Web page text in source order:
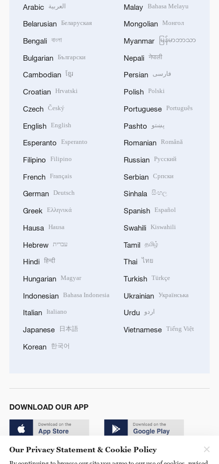
Arabic العربية
Belarusian Беларуская
Bengali বাংলা
Bulgarian Български
Cambodian ខ្មែរ
Croatian Hrvatski
Czech Český
English English
Esperanto Esperanto
Filipino Filipino
French Français
German Deutsch
Greek Ελληνικά
Hausa Hausa
Hebrew עברית
Hindi हिन्दी
Hungarian Magyar
Indonesian Bahasa Indonesia
Italian Italiano
Japanese 日本語
Korean 한국어
Malay Bahasa Melayu
Mongolian Монгол
Myanmar မြန်မာဘာသာ
Nepali नेपाली
Persian فارسی
Polish Polski
Portuguese Português
Pashto پښتو
Romanian Română
Russian Русский
Serbian Српски
Sinhala සිංහල
Spanish Español
Swahili Kiswahili
Tamil தமிழ்
Thai ไทย
Turkish Türkçe
Ukrainian Українська
Urdu اردو
Vietnamese Tiếng Việt
DOWNLOAD OUR APP
Our Privacy Statement & Cookie Policy